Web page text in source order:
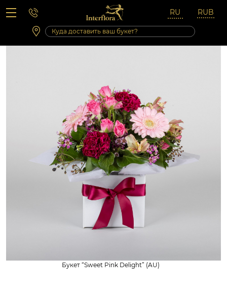
Вопросы-ответы
Сб 10:00 ‐ 14:00
Выходные и праздничные дни
Букет “Sweet Pink Delight” (AU)